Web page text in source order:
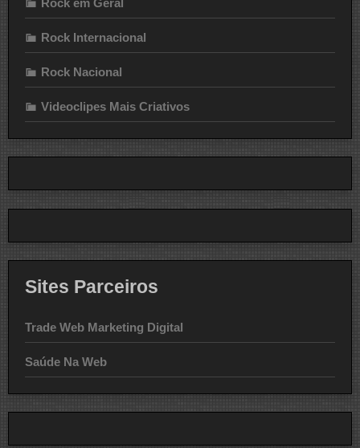
Rock Internacional
Rock Nacional
Videoclipes Mais Criativos
Sites Parceiros
Trade Web Marketing Digital
Saúde Na Web